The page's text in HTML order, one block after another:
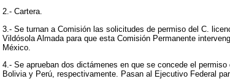
2.- Cartera.
3.- Se turnan a Comisión las solicitudes de permiso del C.
Vildósola Almada para que esta Comisión Permanente
México.
4.- Se aprueban dos dictámenes en que se concede el
Bolivia y Perú, respectivamente. Pasan al Ejecutivo Federal